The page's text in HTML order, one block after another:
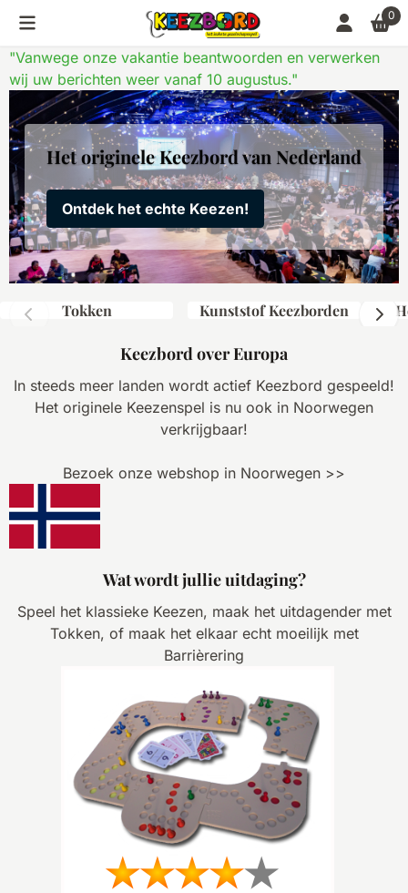
Cookievoorkeuren zijn momenteel gesloten. 0
"Vanwege onze vakantie beantwoorden en verwerken
wij uw berichten weer vanaf 10 augustus."
Het originele Keezbord van Nederland
Ontdek het echte Keezen!
Tokken Kunststof Keezborden
Keezbord over Europa
In steeds meer landen wordt actief Keezbord gespeeld!
Het originele Keezenspel is nu ook in Noorwegen
verkrijgbaar!
Bezoek onze webshop in Noorwegen >>
Wat wordt jullie uitdaging?
Speel het klassieke Keezen, maak het uitdagender met
Tokken, of maak het elkaar echt moeilijk met
Barrièrering